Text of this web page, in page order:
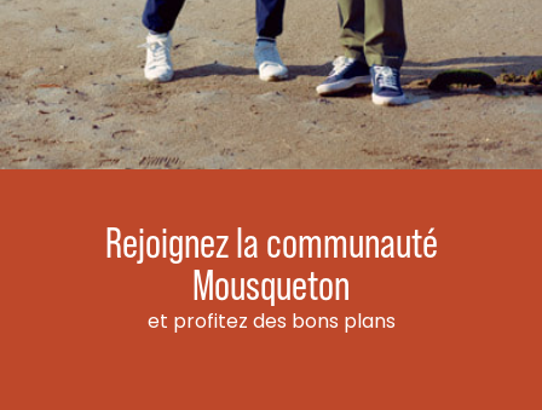
Rejoignez la communauté
Mousqueton
et profitez des bons plans